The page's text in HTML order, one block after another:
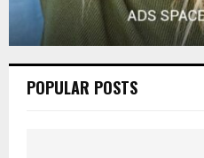
POPULAR POSTS